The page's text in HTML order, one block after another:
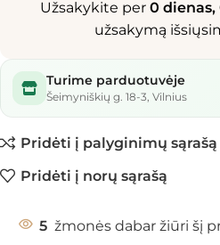
Užsakykite per 0 dienas,
užsakymą
Turime parduotuvėje
Šeimyniškių g. 18-3, Vilnius
Pridėti į palyginimų sąrašą
Pridėti į norų sąrašą
5 žmonės dabar žiūri šį